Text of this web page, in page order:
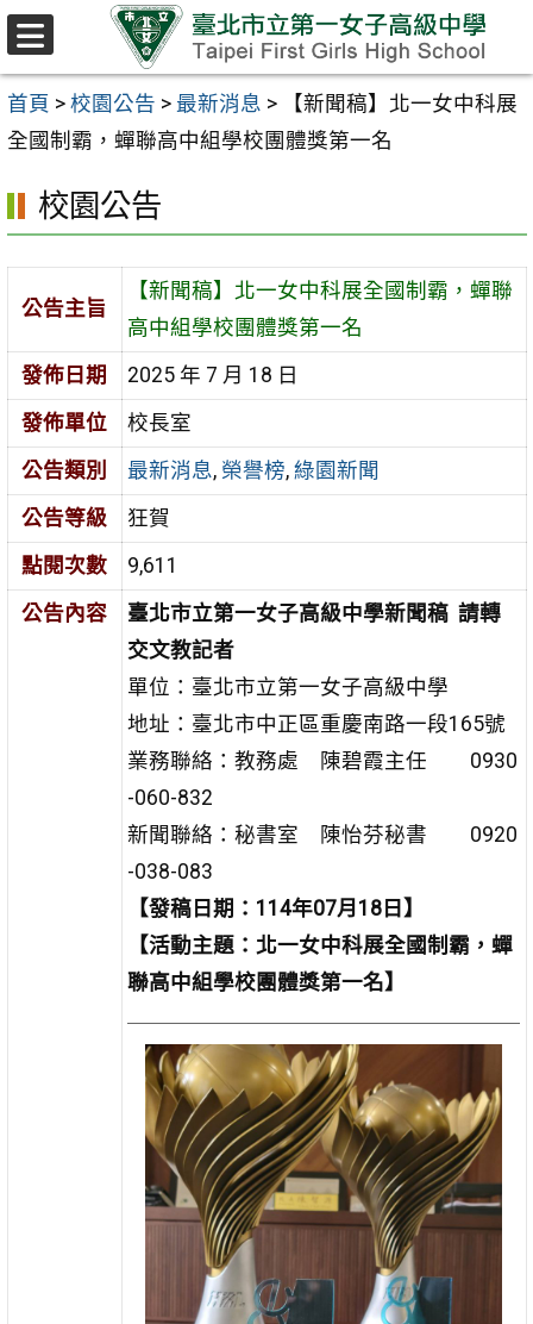
跳至主要內容區
首頁 > 校園公告 > 最新消息 >
【新聞稿】北一女中科展
全國制霸，蟬聯高中組學校團體獎第一名
校園公告
公告主旨
【新聞稿】北一女中科展全國制霸，蟬聯
高中組學校團體獎第一名
發佈日期
2025 年 7 月 18 日
發佈單位
校長室
公告類別
最新消息, 榮譽榜, 綠園新聞
公告等級
狂賀
點閱次數
9,611
公告內容
臺北市立第一女子高級中學新聞稿 請轉
交文教記者
單位：臺北市立第一女子高級中學
地址：臺北市中正區重慶南路一段165號
業務聯絡：教務處 陳碧霞主任 0930
-060-832
新聞聯絡：秘書室 陳怡芬秘書 0920
-038-083
【發稿日期：114年07月18日】
【活動主題：北一女中科展全國制霸，蟬
聯高中組學校團體獎第一名】
選
單